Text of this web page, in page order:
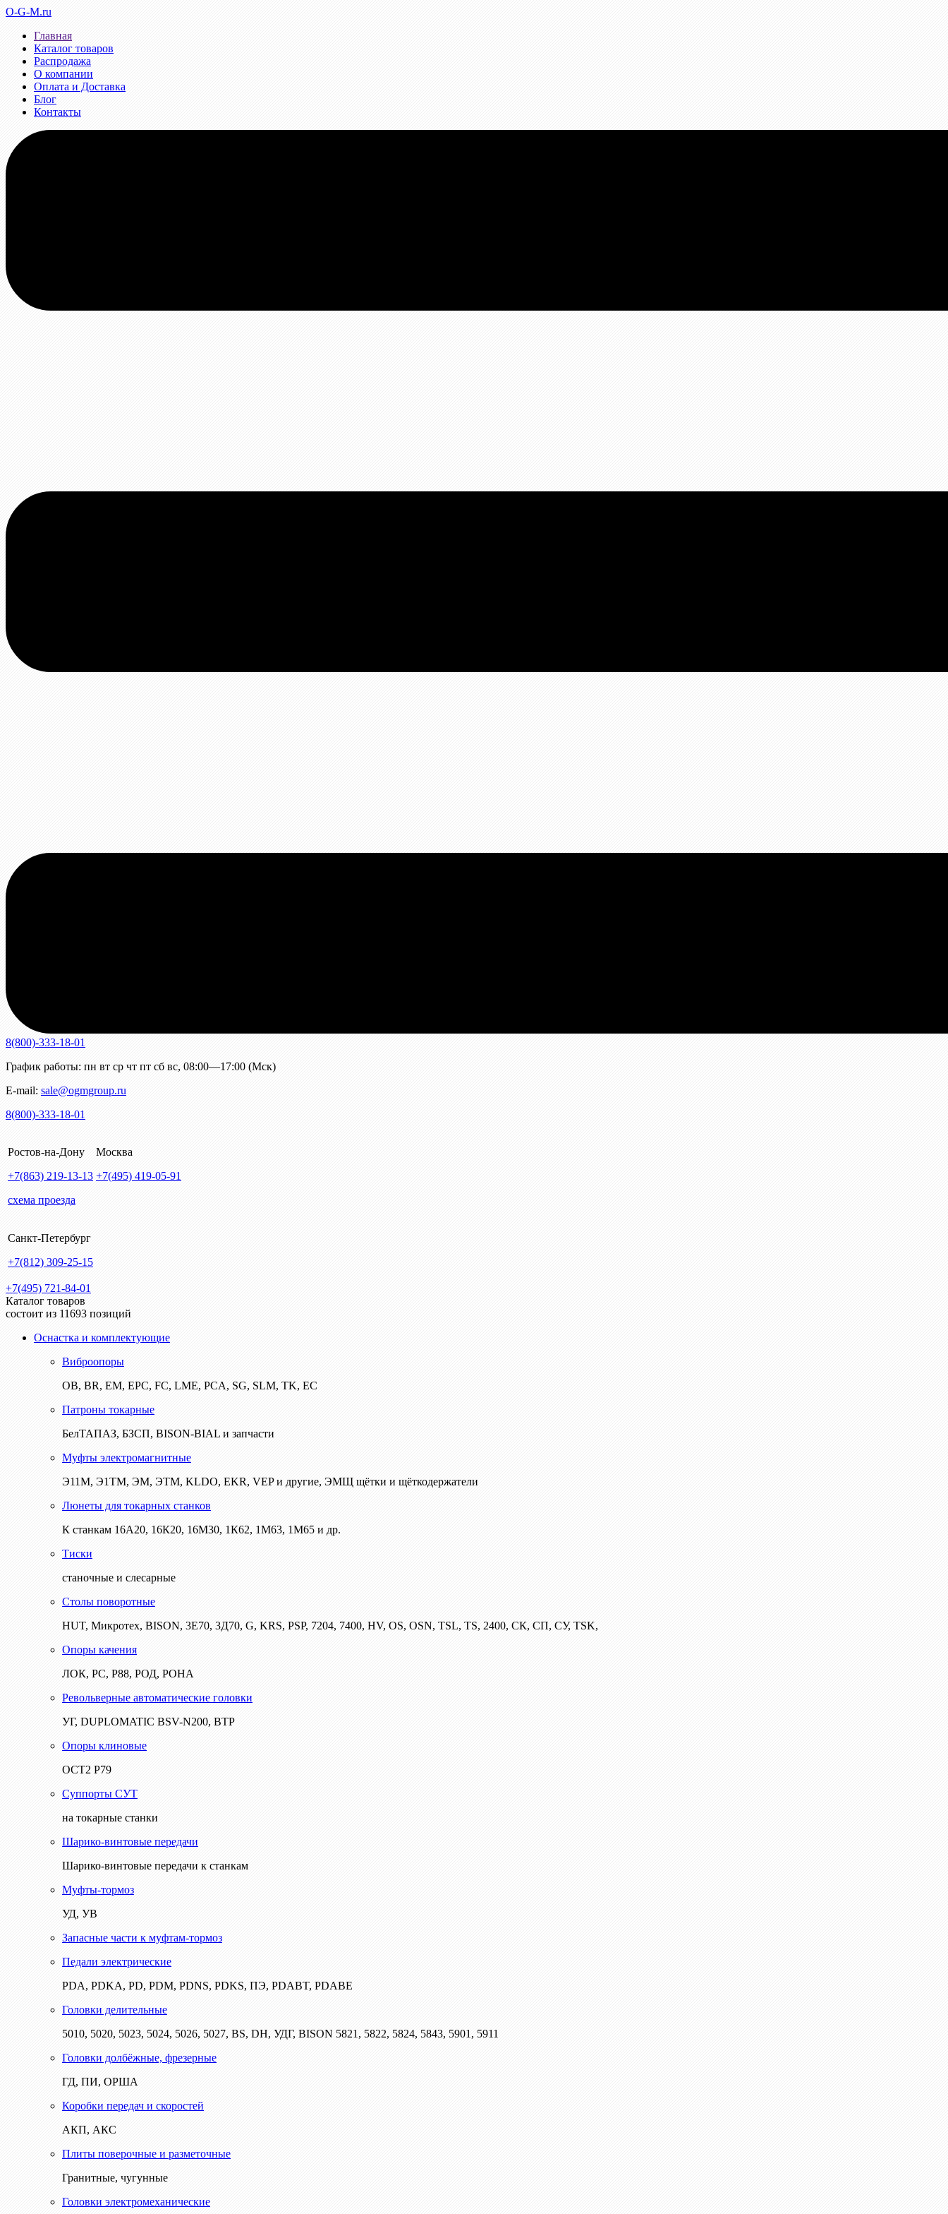
O-G-M.ru
Главная
Каталог товаров
Распродажа
О компании
Оплата и Доставка
Блог
Контакты
8(800)-333-18-01
График работы: пн вт ср чт пт сб вс, 08:00—17:00 (Мск)
E-mail: sale@ogmgroup.ru
8(800)-333-18-01
Ростов-на-Дону
+7(863) 219-13-13
схема проезда
Москва
+7(495) 419-05-91
Санкт-Петербург
+7(812) 309-25-15
+7(495) 721-84-01
Каталог товаров
состоит из 11693 позиций
Оснастка и комплектующие
Виброопоры
ОВ, BR, EM, EPC, FC, LME, PCA, SG, SLM, TK, EC
Патроны токарные
БелТАПАЗ, БЗСП, BISON-BIAL и запчасти
Муфты электромагнитные
Э11М, Э1ТМ, ЭМ, ЭТМ, KLDO, EKR, VEP и другие, ЭМЩ щётки и щёткодержатели
Люнеты для токарных станков
К станкам 16А20, 16К20, 16М30, 1К62, 1М63, 1М65 и др.
Тиски
станочные и слесарные
Столы поворотные
HUT, Микротех, BISON, 3Е70, 3Д70, G, KRS, PSP, 7204, 7400, HV, OS, OSN, TSL, TS, 2400, СК, СП, СУ, TSK,
Опоры качения
ЛОК, РС, Р88, РОД, РОНА
Револьверные автоматические головки
УГ, DUPLOMATIC BSV-N200, ВТР
Опоры клиновые
ОСТ2 Р79
Суппорты СУТ
на токарные станки
Шарико-винтовые передачи
Шарико-винтовые передачи к станкам
Муфты-тормоз
УД, УВ
Запасные части к муфтам-тормоз
Педали электрические
PDA, PDKA, PD, PDM, PDNS, PDKS, ПЭ, PDABT, PDABE
Головки делительные
5010, 5020, 5023, 5024, 5026, 5027, BS, DH, УДГ, BISON 5821, 5822, 5824, 5843, 5901, 5911
Головки долбёжные, фрезерные
ГД, ПИ, ОРША
Коробки передач и скоростей
АКП, АКС
Плиты поверочные и разметочные
Гранитные, чугунные
Головки электромеханические